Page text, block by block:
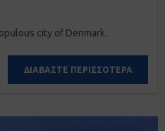
city of Denmark.
ΔΙΑΒΆΣΤΕ ΠΕΡΙΣΣΌΤΕΡΑ